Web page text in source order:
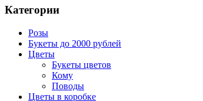
Категории
Розы
Букеты до 2000 рублей
Цветы
Букеты цветов
Кому
Поводы
Цветы в коробке